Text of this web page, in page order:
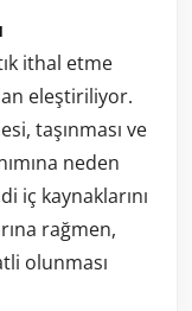
ithal etme
eleştiriliyor.
taşınması ve
neden
iç kaynaklarını
rağmen,
olunması